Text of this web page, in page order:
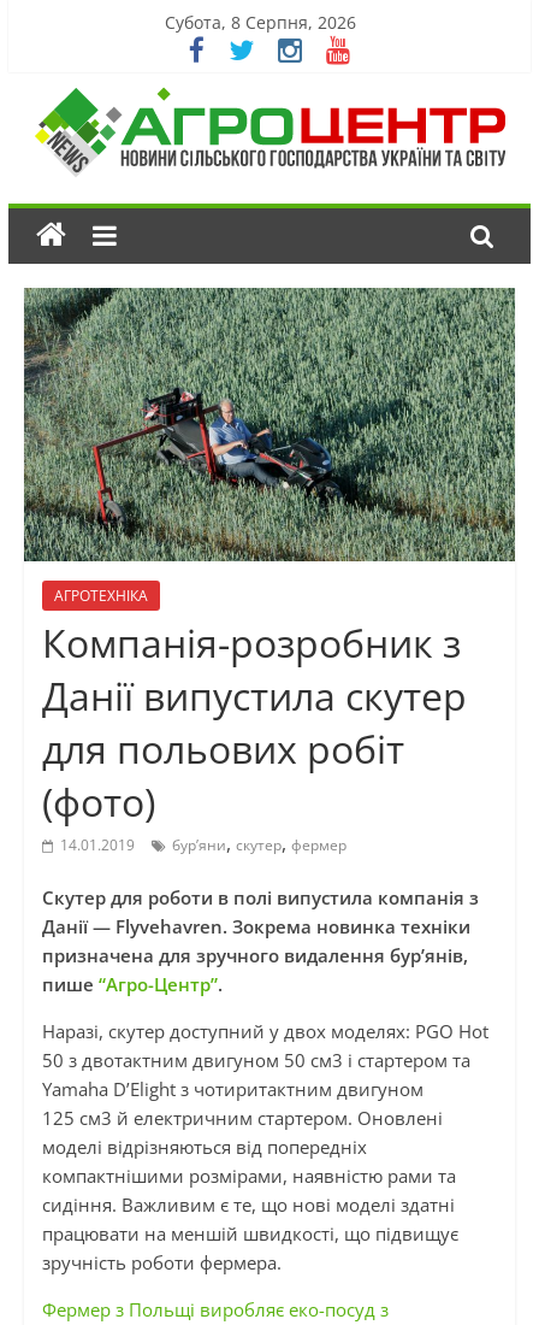
Субота, 8 Серпня, 2026
АГРОТЕХНІКА
Компанія-розробник з
Данії випустила скутер
для польових робіт
(фото)
14.01.2019 бур’яни, скутер, фермер
Скутер для роботи в полі випустила компанія з
Данії — Flyvehavren. Зокрема новинка техніки
призначена для зручного видалення бур’янів,
пише “Агро-Центр”.
Наразі, скутер доступний у двох моделях: PGO Hot
50 з двотактним двигуном 50 см3 і стартером та
Yamaha D’Elight з чотиритактним двигуном
125 см3 й електричним стартером. Оновлені
моделі відрізняються від попередніх
компактнішими розмірами, наявністю рами та
сидіння. Важливим є те, що нові моделі здатні
працювати на меншій швидкості, що підвищує
зручність роботи фермера.
Фермер з Польщі виробляє еко-посуд з